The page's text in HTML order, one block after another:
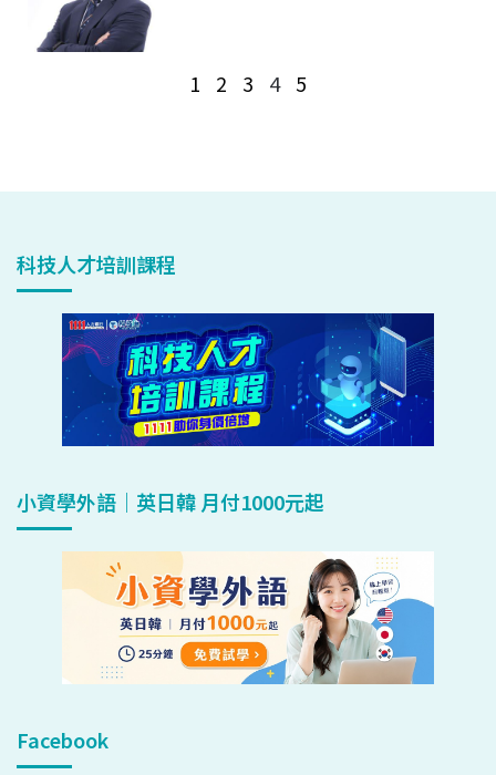
1 2 3 4 5
科技人才培訓課程
小資學外語｜英日韓 月付1000元起
Facebook